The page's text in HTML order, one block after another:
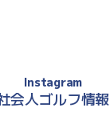
Instagram
会人ゴルフ情報